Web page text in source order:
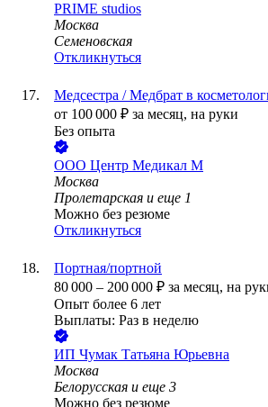
PRIME studios
Москва
Семеновская
Откликнуться
Медсестра / Медбрат в
от 100 000 ₽ за месяц, на руки
Без опыта
ООО Центр Медикал М
Москва
Пролетарская и еще 1
Можно без резюме
Откликнуться
Портная/портной
80 000 – 200 000 ₽ за месяц, на
Опыт более 6 лет
Выплаты: Раз в неделю
ИП Чумак Татьяна Юрьевна
Москва
Белорусская и еще 3
Можно без резюме